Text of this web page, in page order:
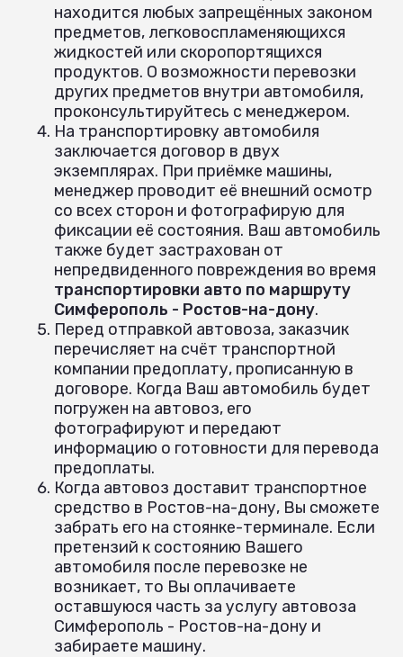
находится любых запрещённых законом
предметов, легковоспламеняющихся
жидкостей или скоропортящихся
продуктов. О возможности перевозки
других предметов внутри автомобиля,
проконсультируйтесь с менеджером.
На транспортировку автомобиля
заключается договор в двух
экземплярах. При приёмке машины,
менеджер проводит её внешний осмотр
со всех сторон и фотографирую для
фиксации её состояния. Ваш автомобиль
также будет застрахован от
непредвиденного повреждения во время
транспортировки авто по маршруту
Симферополь - Ростов-на-дону.
Перед отправкой автовоза, заказчик
перечисляет на счёт транспортной
компании предоплату, прописанную в
договоре. Когда Ваш автомобиль будет
погружен на автовоз, его
фотографируют и передают
информацию о готовности для перевода
предоплаты.
Когда автовоз доставит транспортное
средство в Ростов-на-дону, Вы сможете
забрать его на стоянке-терминале. Если
претензий к состоянию Вашего
автомобиля после перевозке не
возникает, то Вы оплачиваете
оставшуюся часть за услугу автовоза
Симферополь - Ростов-на-дону и
забираете машину.